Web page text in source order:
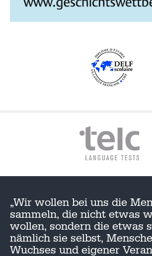
„Wir wollen bei uns die
sammeln, die nicht etwas
wollen, sondern die etwas
nämlich sie selbst,
Wuchses und eigener